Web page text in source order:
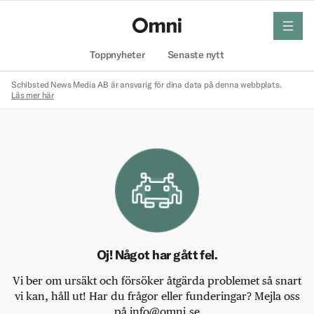
Toppnyheter Senaste nytt
meny
Schibsted News Media AB är ansvarig för dina data på denna webbplats.
Läs mer här
Oj! Något har gått fel.
Vi ber om ursäkt och försöker åtgärda problemet så snart
vi kan, håll ut! Har du frågor eller funderingar? Mejla oss